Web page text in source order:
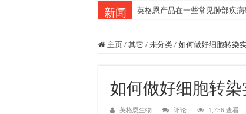
新闻 英格恩产品在一些常见肺部疾病
主页 / 其它 / 未分类 / 如何做好细胞转染
如何做好细胞转染
英格恩生物 评论 1,756 查看